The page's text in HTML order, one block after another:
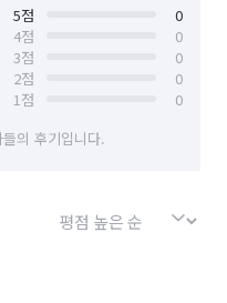
제주 제주시
효행구
병점구
5점
0
4점
0
3점
0
2점
0
1점
0
의 후기입니다.